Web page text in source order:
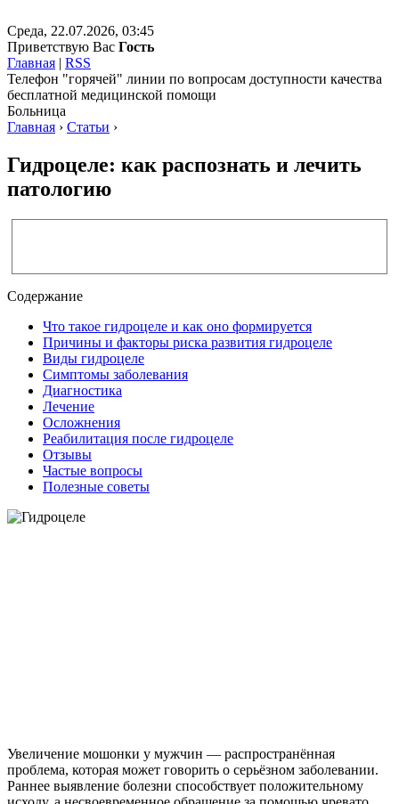
Среда, 22.07.2026, 03:45
Приветствую Вас Гость
Главная | RSS
Телефон "горячей" линии по вопросам доступности качества
бесплатной медицинской помощи
Больница
Главная › Статьи ›
Гидроцеле: как распознать и лечить
патологию
Содержание
Что такое гидроцеле и как оно формируется
Причины и факторы риска развития гидроцеле
Виды гидроцеле
Симптомы заболевания
Диагностика
Лечение
Осложнения
Реабилитация после гидроцеле
Отзывы
Частые вопросы
Полезные советы
Увеличение мошонки у мужчин — распространённая
проблема, которая может говорить о серьёзном заболевании.
Раннее выявление болезни способствует положительному